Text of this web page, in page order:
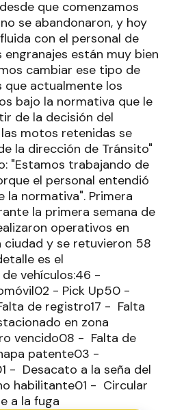
que comenzamos
se abandonaron, y hoy
con el personal de
están muy bien
cambiar ese tipo de
que actualmente los
bajo la normativa que le
de la decisión del
motos retenidas se
la dirección de Tránsito"
"Estamos trabajando de
el personal entendió
la normativa". Primera
la primera semana de
operativos en
ciudad y se retuvieron 58
es el
vehículos:46 -
- Pick Up50 -
de registro17 - Falta
en zona
vencido08 - Falta de
patente03 -
- Desacato a la seña del
habilitante01 - Circular
a la fuga